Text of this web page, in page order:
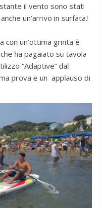
il vento sono stati
un’arrivo in surfata.!
con un’ottima grinta è
ha pagaiato su tavola
“Adaptive” dal
prova e un applauso di